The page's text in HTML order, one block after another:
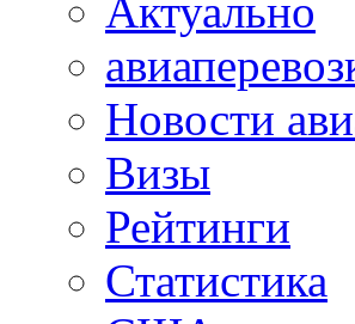
Актуально
Новости
Визы
Рейтинги
Статистика